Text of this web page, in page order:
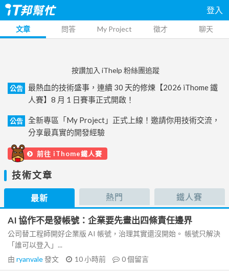
登入
文章 問答 My Project 徵才 聊天
按讚加入 iThelp 粉絲團追蹤
公告
最熱血的技術盛事，連續 30 天的修煉【2026 iThome 鐵
人賽】8 月 1 日賽事正式開啟！
公告
全新專區「My Project」正式上線！邀請你用技術交流，
分享最真實的開發經驗
前往 iThome鐵人賽
技術文章
最新 熱門 鐵人賽
AI 協作不是發帳號：企業要先畫出四條責任邊界
公司替工程師開好企業版 AI 帳號，治理其實還沒開始。 帳號只解決
「誰可以登入」...
由 ryanvale發文 10 小時前 0個留言